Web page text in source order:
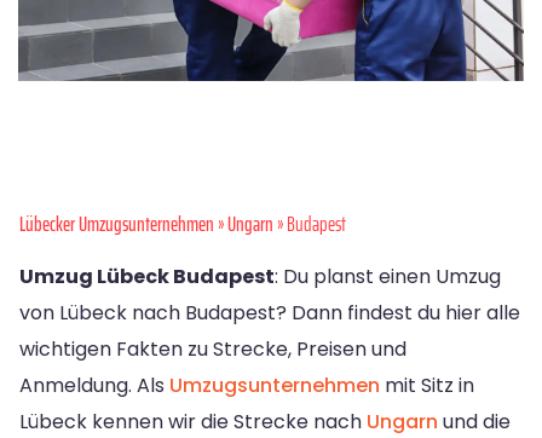
Lübecker Umzugsunternehmen»Ungarn» Budapest
Umzug Lübeck Budapest: Du planst einen Umzug
von Lübeck nach Budapest? Dann findest du hier alle
wichtigen Fakten zu Strecke, Preisen und
Anmeldung. Als Umzugsunternehmen mit Sitz in
Lübeck kennen wir die Strecke nach Ungarn und die